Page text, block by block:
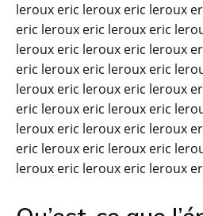
leroux eric leroux eric leroux
eric leroux eric leroux eric
leroux eric leroux eric leroux
eric leroux eric leroux eric
leroux eric leroux eric leroux
eric leroux eric leroux eric
leroux eric leroux eric leroux
eric leroux eric leroux eric
leroux eric leroux eric leroux